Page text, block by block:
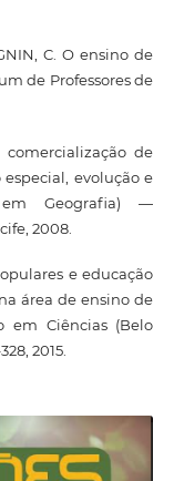
C. O ensino de
de Professores de
de
evolução e
em Geografia) —
2008.
e educação
área de ensino de
em Ciências (Belo
2015.